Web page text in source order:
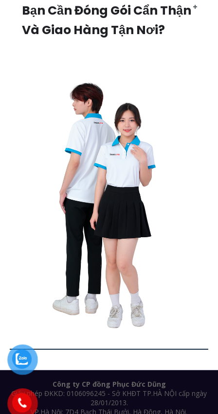
Bạn Cần Đóng Gói Cẩn Thận
Và Giao Hàng Tận Nơi?
Công ty CP đồng Phục Đức Dũng
Giấy phép ĐKKD: 0106096245 - Sở KHĐT TP.HÀ NỘI cấp ngày
28/01/2013.
VP.Hà Nội: 7D4 Bạch Thái Bưởi, Hà Đông, Hà Nội.